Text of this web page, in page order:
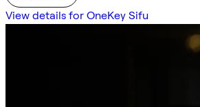
View details for OneKey Sifu